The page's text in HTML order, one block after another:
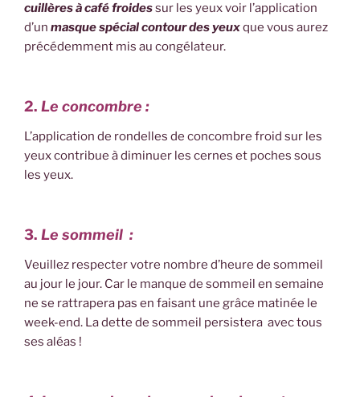
cuillères à caféfroidessur les yeux voir l’application
d’un masquespécial contour des yeuxque vous aurez
précédemment mis au congélateur.
2. Le concombre :
L’application de rondelles de concombre froid sur les
yeux contribue à diminuer les cernes et poches sous
les yeux.
3. Le sommeil :
Veuillez respecter votre nombre d’heure de sommeil
au jour le jour. Car le manque de sommeil en semaine
ne se rattrapera pas en faisant une grâce matinée le
week-end. La dette de sommeil persistera avec tous
ses aléas !